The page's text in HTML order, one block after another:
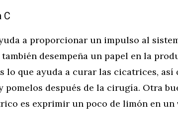
C
a proporcionar un impulso al
desempeña un papel en la
lo que ayuda a curar las cicatrices, así
pomelos después de la cirugía. Otra
es exprimir un poco de limón en un